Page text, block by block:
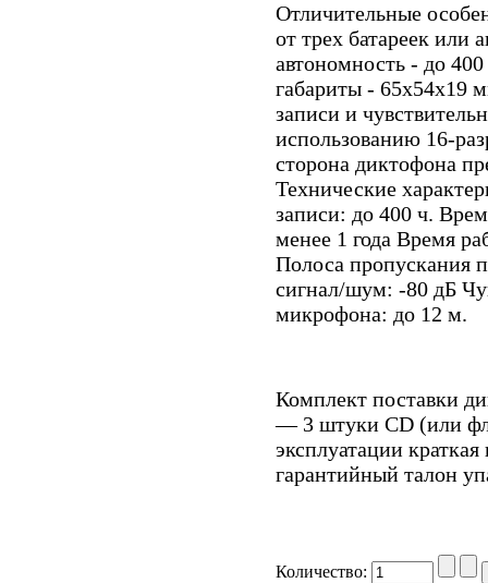
Отличительные
от трех батареек или
автономность - до
габариты - 65x54x19
записи и
использованию 16-
сторона диктофона
Технические
записи: до 400 ч.
менее 1 года Время
Полоса пропускания
сигнал/шум: -80 дБ
микрофона: до 12 м.
Комплект поставки
— 3 штуки СD (или
эксплуатации
гарантийный талон
Количество: